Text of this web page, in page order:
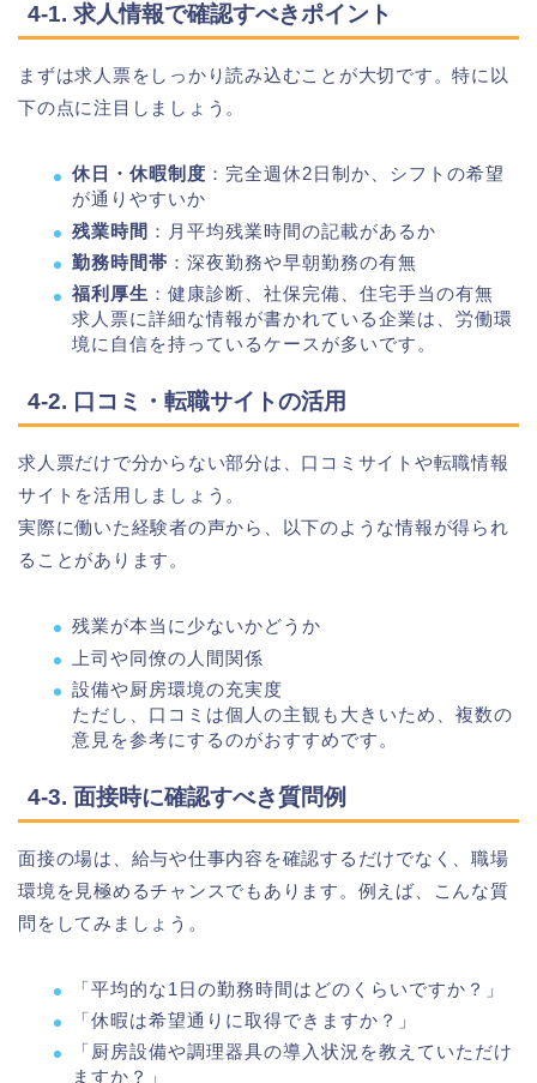
4-1. 求人情報で確認すべきポイント
まずは求人票をしっかり読み込むことが大切です。特に以
下の点に注目しましょう。
休日・休暇制度 ：完全週休2日制か、シフトの希望
が通りやすいか
残業時間 ：月平均残業時間の記載があるか
勤務時間帯 ：深夜勤務や早朝勤務の有無
福利厚生 ：健康診断、社保完備、住宅手当の有無
求人票に詳細な情報が書かれている企業は、労働環
境に自信を持っているケースが多いです。
4-2. 口コミ・転職サイトの活用
求人票だけで分からない部分は、口コミサイトや転職情報
サイトを活用しましょう。
実際に働いた経験者の声から、以下のような情報が得られ
ることがあります。
残業が本当に少ないかどうか
上司や同僚の人間関係
設備や厨房環境の充実度
ただし、口コミは個人の主観も大きいため、複数の
意見を参考にするのがおすすめです。
4-3. 面接時に確認すべき質問例
面接の場は、給与や仕事内容を確認するだけでなく、職場
環境を見極めるチャンスでもあります。例えば、こんな質
問をしてみましょう。
「平均的な1日の勤務時間はどのくらいですか？」
「休暇は希望通りに取得できますか？」
「厨房設備や調理器具の導入状況を教えていただけ
ますか？」